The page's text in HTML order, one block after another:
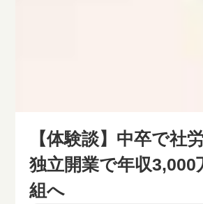
【体験談】中卒で社
独立開業で年収3,000
組へ